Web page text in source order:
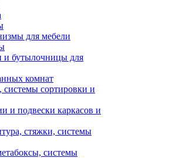
для мебели
и бутылочницы для
комнат
системы сортировки и
и подвески каркасов и
стяжки, системы
системы